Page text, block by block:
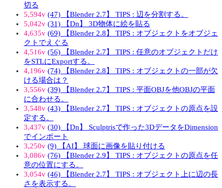
切る
5,594v (47) 【Blender 2.7】 TIPS : 辺を分割する。
5,042v (31) 【Dn】 3D物体に絵を貼る
4,635v (69) 【Blender 2.8】 TIPS : オブジェクトをオブジェ
クトでえぐる
4,516v (56) 【Blender 2.7】 TIPS : 任意のオブジェクトだけ
をSTLにExportする。
4,196v (74) 【Blender 2.8】 TIPS : オブジェクトの一部が欠
ける場合は？
3,556v (39) 【Blender 2.7】 TIPS : 平面OBJを他OBJの平面
に合わせる。
3,548v (43) 【Blender 2.7】 TIPS : オブジェクトの原点を設
定する。
3,437v (30) 【Dn】 Sculptrisで作った3DデータをDimension
でインポート
3,250v (9) 【AI】 球面に画像を貼り付ける
3,086v (76) 【Blender 2.9】 TIPS : オブジェクトの原点を任
意の位置にする。
3,054v (46) 【Blender 2.7】 TIPS : オブジェクト上に辺の長
さを表示する。